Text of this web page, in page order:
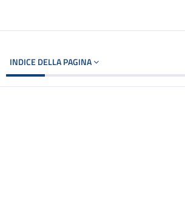
INDICE DELLA PAGINA